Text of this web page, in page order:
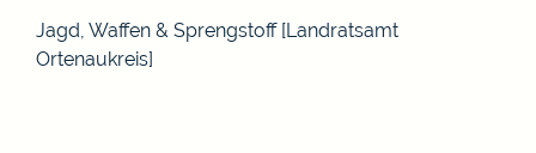
Jagd, Waffen & Sprengstoff [Landratsamt
Ortenaukreis]